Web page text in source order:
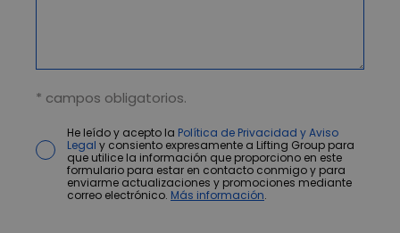
* campos obligatorios.
He leído y acepto la Política de Privacidad y Aviso
Legal y consiento expresamente a Lifting Group para
que utilice la información que proporciono en este
formulario para estar en contacto conmigo y para
enviarme actualizaciones y promociones mediante
correo electrónico. Más información.